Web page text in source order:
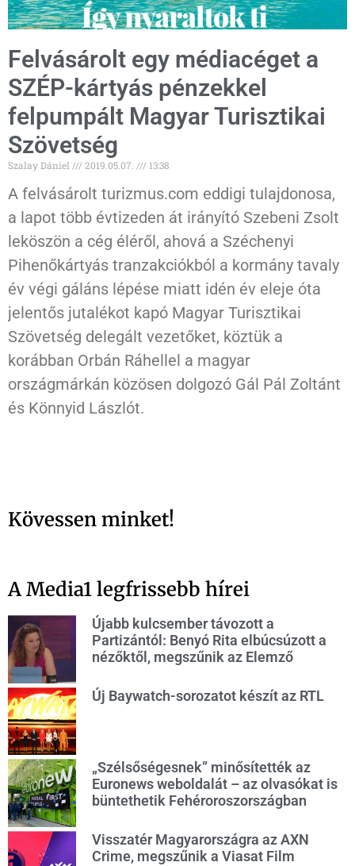
Felvásárolt egy médiacéget a
SZÉP-kártyás pénzekkel
felpumpált Magyar Turisztikai
Szövetség
Szalay Dániel 2019.05.07. 13:38
A felvásárolt turizmus.com eddigi tulajdonosa,
a lapot több évtizeden át irányító Szebeni Zsolt
leköszön a cég éléről, ahová a Széchenyi
Pihenőkártyás tranzakciókból a kormány tavaly
év végi gáláns lépése miatt idén év eleje óta
jelentős jutalékot kapó Magyar Turisztikai
Szövetség delegált vezetőket, köztük a
korábban Orbán Ráhellel a magyar
országmárkán közösen dolgozó Gál Pál Zoltánt
és Könnyid Lászlót.
Kövessen minket!
A Media1 legfrissebb hírei
Újabb kulcsember távozott a
Partizántól: Benyó Rita elbúcsúzott a
nézőktől, megszűnik az Elemző
Új Baywatch-sorozatot készít az RTL
„Szélsőségesnek” minősítették az
Euronews weboldalát – az olvasókat is
büntethetik Fehéroroszországban
Visszatér Magyarországra az AXN
Crime, megszűnik a Viasat Film